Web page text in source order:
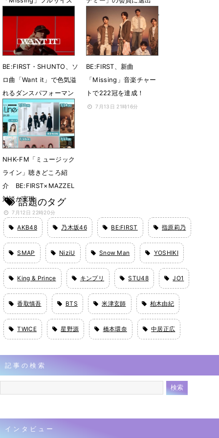
7月18日 11時08分
「第69回グラミー賞」へ
の投票および出席資格を
獲得
7月16日 10時04分
BE:FIRST・SHUNTO、ソ
ロ曲「Want it」で色気溢
れるダンスパフォーマン
スを披露
7月14日 21時08分
BE:FIRST、新曲
「Missing」音楽チャー
トで222冠を達成！
7月13日 21時16分
NHK-FM「ミュージック
ライン」聴きどころ紹
介 BE:FIRST×MAZZEL
対談が実現
7月12日 22時20分
話題のタグ
AKB48 乃木坂46 BE:FIRST 指原莉乃
SMAP NiziU Snow Man YOSHIKI
King & Prince キンプリ STU48 JO1
香取慎吾 BTS 米津玄師 柏木由紀
TWICE 星野源 橋本環奈 中居正広
記事の検索
インタビュー